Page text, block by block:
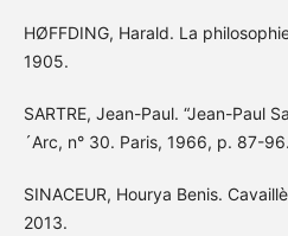
HØFFDING, Harald. La
1905.
SARTRE, Jean-Paul. “Jean-Paul
´Arc, n° 30. Paris, 1966, p. 87-96.
SINACEUR, Hourya Benis.
2013.